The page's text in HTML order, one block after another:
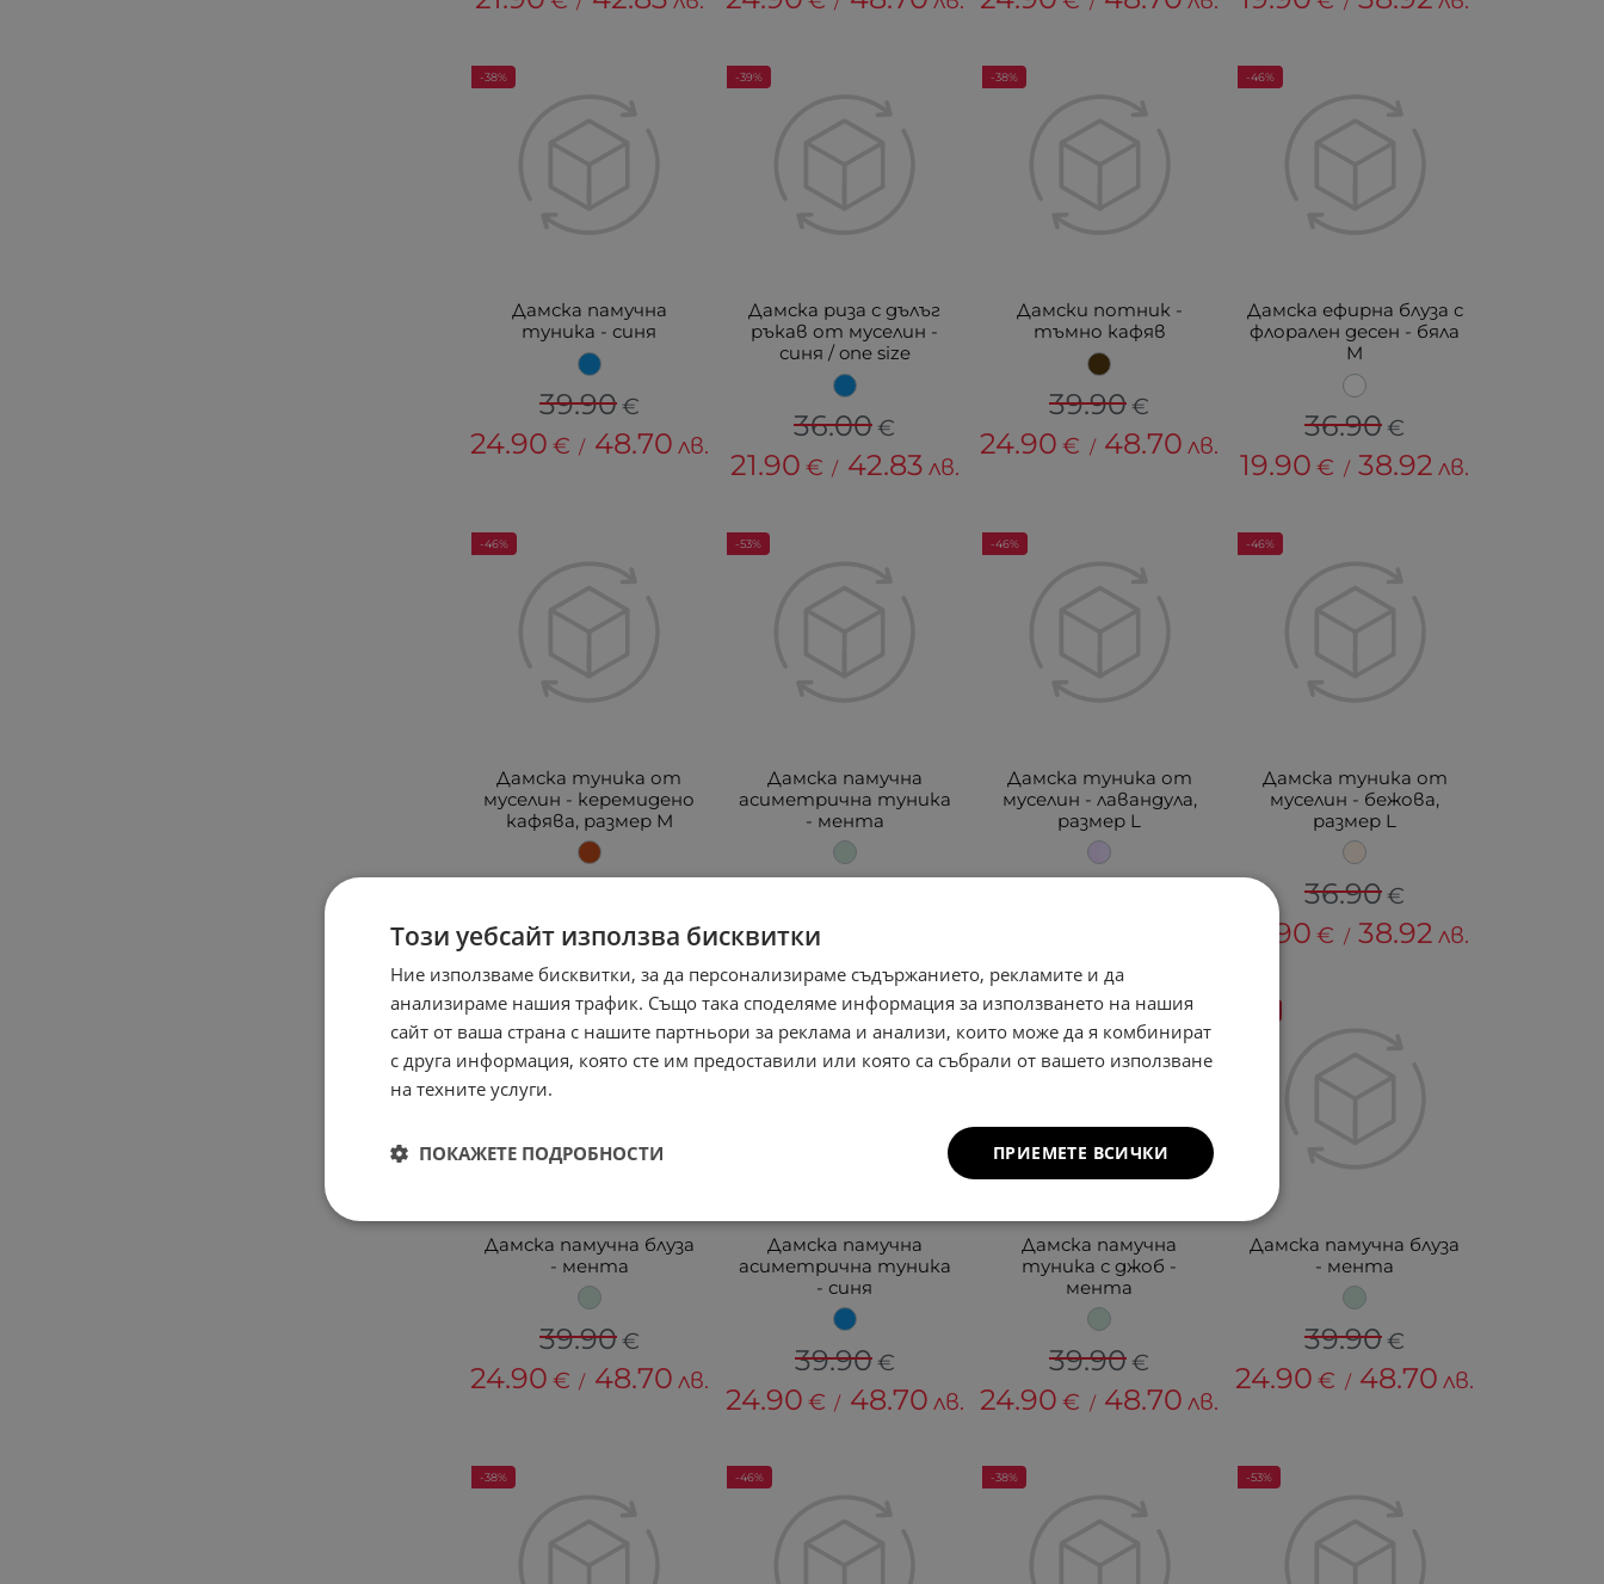
Дамска памучна
туника - синя
39.90€
24.90 € / 48.70 лв.
-38%
Дамска риза с дълъг
ръкав от муселин -
синя / one size
36.00€
21.90 € / 42.83 лв.
-39%
Дамски потник -
тъмно кафяв
39.90€
24.90 € / 48.70 лв.
-38%
Дамска ефирна блуза с
флорален десен - бяла
M
36.90€
19.90 € / 38.92 лв.
-46%
Дамска туника от
муселин - керемидено
кафява, размер M
19.90€ / 38.92лв.
-46%
Дамска памучна
асиметрична туника
- мента
18.90€
-53%
Дамска туника от
муселин - лавандула,
размер L
-46%
Дамска туника от
муселин - бежова,
размер L
36.90€
19.90 € / 38.92 лв.
-46%
Дамска памучна блуза
- мента
39.90€
24.90 € / 48.70 лв.
-38%
Дамска памучна
асиметрична туника
- синя
39.90€
24.90 € / 48.70 лв.
-38%
Дамска памучна
туника с джоб -
мента
39.90€
24.90 € / 48.70 лв.
-38%
Дамска памучна блуза
- мента
39.90€
24.90 € / 48.70 лв.
-38% -46% -38% -53%
Този уебсайт използва бисквитки
Ние използваме бисквитки, за да персонализираме съдържанието, рекламите и да
анализираме нашия трафик. Също така споделяме информация за използването на нашия
сайт от ваша страна с нашите партньори за реклама и анализи, които може да я комбинират
с друга информация, която сте им предоставили или която са събрали от вашето използване
на техните услуги.
ПРИЕМЕТЕ ВСИЧКИ
ПОКАЖЕТЕ ПОДРОБНОСТИ